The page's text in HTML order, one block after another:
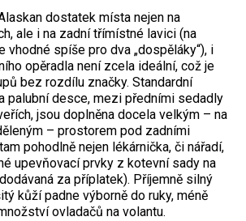
dostatek místa nejen na
ale i na zadní třímístné lavici (na
vhodné spíše pro dva „dospěláky“), i
opěradla není zcela ideální, což je
bez rozdílu značky. Standardní
palubní desce, mezi předními sedadly
jsou doplněna docela velkým – na
– prostorem pod zadními
pohodlně nejen lékárnička, či nářadí,
upevňovací prvky z kotevní sady na
za příplatek). Příjemně silný
kůží padne výborně do ruky, méně
ovladačů na volantu.